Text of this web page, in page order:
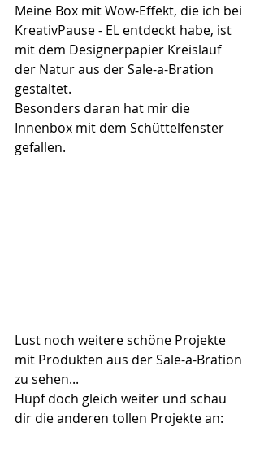
Meine Box mit Wow-Effekt, die ich bei
KreativPause - EL entdeckt habe, ist
mit dem Designerpapier Kreislauf
der Natur aus der Sale-a-Bration
gestaltet.
Besonders daran hat mir die
Innenbox mit dem Schüttelfenster
gefallen.
Lust noch weitere schöne Projekte
mit Produkten aus der Sale-a-Bration
zu sehen...
Hüpf doch gleich weiter und schau
dir die anderen tollen Projekte an: